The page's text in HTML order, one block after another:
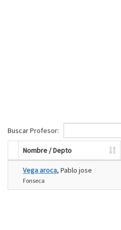
Buscar Profesor:
Nombre / Depto
Vega aroca, Pablo jose
Fonseca